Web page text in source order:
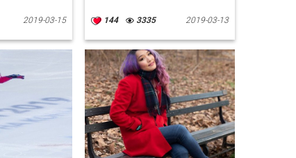
2019-03-15 144 3335 2019-03-13